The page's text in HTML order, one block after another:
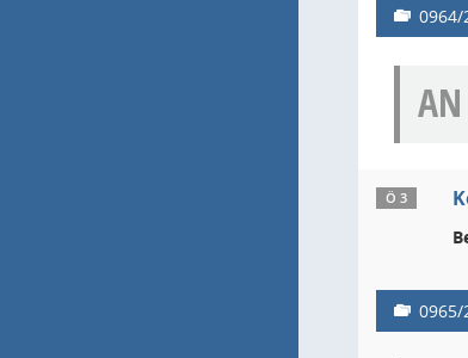
0964/
AN
Ö 3
0965/